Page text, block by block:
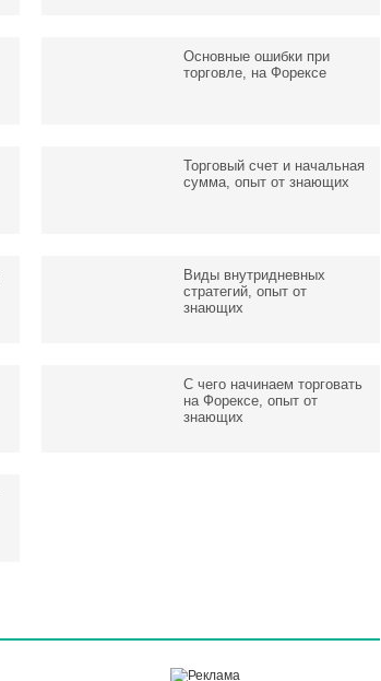
Основные ошибки при
торговле, на Форексе
Торговый счет и начальная
сумма, опыт от знающих
Виды внутридневных
стратегий, опыт от
знающих
С чего начинаем торговать
на Форексе, опыт от
знающих